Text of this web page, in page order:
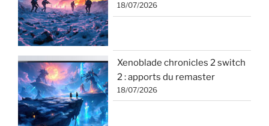
18/07/2026
Xenoblade chronicles 2 switch
2 : apports du remaster
18/07/2026